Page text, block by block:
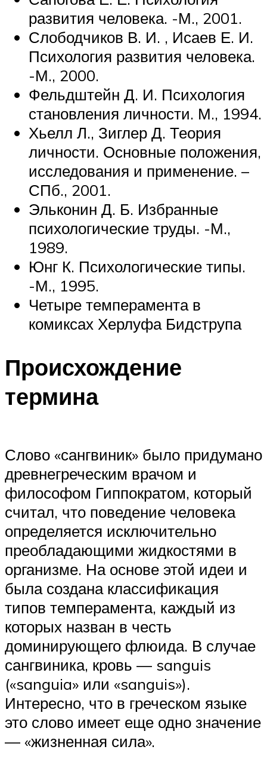
развития человека. -М., 2001.
Слободчиков В. И. , Исаев Е. И.
Психология развития человека.
-М., 2000.
Фельдштейн Д. И. Психология
становления личности. М., 1994.
Хьелл Л., Зиглер Д. Теория
личности. Основные положения,
исследования и применение. –
СПб., 2001.
Эльконин Д. Б. Избранные
психологические труды. -М.,
1989.
Юнг К. Психологические типы.
-М., 1995.
Четыре темперамента в
комиксах Херлуфа Бидструпа
Происхождение
термина
Слово «сангвиник» было придумано
древнегреческим врачом и
философом Гиппократом, который
считал, что поведение человека
определяется исключительно
преобладающими жидкостями в
организме. На основе этой идеи и
была создана классификация
типов темперамента, каждый из
которых назван в честь
доминирующего флюида. В случае
сангвиника, кровь — sanguis
(«sanguia» или «sanguis»).
Интересно, что в греческом языке
это слово имеет еще одно значение
— «жизненная сила».